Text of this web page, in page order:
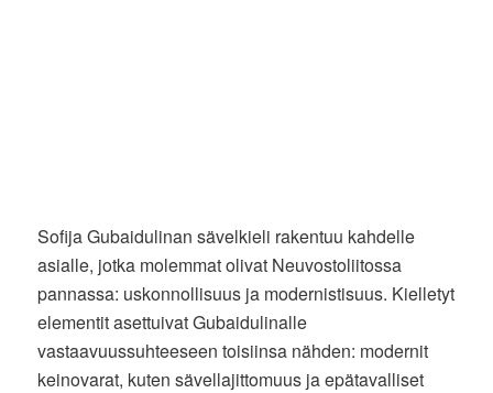
Sofija Gubaidulinan sävelkieli rakentuu kahdelle
asialle, jotka molemmat olivat Neuvostoliitossa
pannassa: uskonnollisuus ja modernistisuus. Kielletyt
elementit asettuivat Gubaidulinalle
vastaavuussuhteeseen toisiinsa nähden: modernit
keinovarat, kuten sävellajittomuus ja epätavalliset